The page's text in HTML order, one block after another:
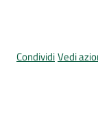
CondividiVedi